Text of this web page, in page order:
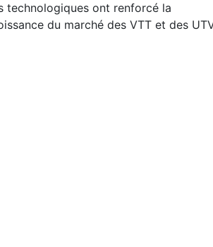
technologiques ont renforcé la
du marché des VTT et des